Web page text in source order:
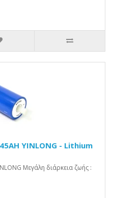
YINLONG - Lithium
Μεγάλη διάρκεια ζωής :